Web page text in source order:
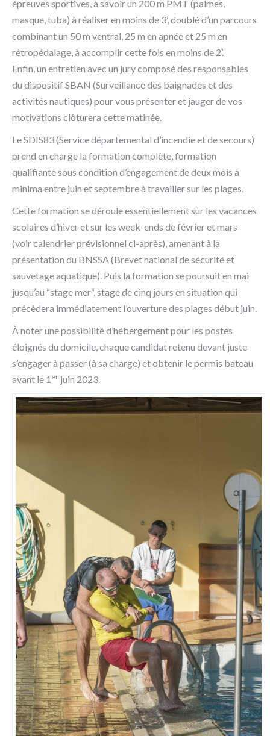
épreuves sportives, à savoir un 200 m PMT (palmes,
masque, tuba) à réaliser en moins de 3’, doublé d’un parcours
combinant un 50 m ventral, 25 m en apnée et 25 m en
rétropédalage, à accomplir cette fois en moins de 2’.
Enfin, un entretien avec un jury composé des responsables
du dispositif SBAN (Surveillance des baignades et des
activités nautiques) pour vous présenter et jauger de vos
motivations clôturera cette matinée.
Le SDIS83 (Service départemental d’incendie et de secours)
prend en charge la formation complète, formation
qualifiante sous condition d’engagement de deux mois a
minima entre juin et septembre à travailler sur les plages.
Cette formation se déroule essentiellement sur les vacances
scolaires d’hiver et sur les week-ends de février et mars
(voir calendrier prévisionnel ci-après), amenant à la
présentation du BNSSA (Brevet national de sécurité et
sauvetage aquatique). Puis la formation se poursuit en mai
jusqu’au “stage mer“, stage de cinq jours en situation qui
précèdera immédiatement l’ouverture des plages début juin.
À noter une possibilité d’hébergement pour les postes
éloignés du domicile, chaque candidat retenu devant juste
s’engager à passer (à sa charge) et obtenir le permis bateau
avant le 1 er juin 2023.